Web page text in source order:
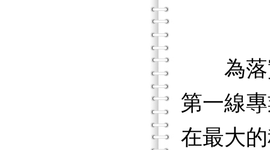
為落實
第一線
在最大